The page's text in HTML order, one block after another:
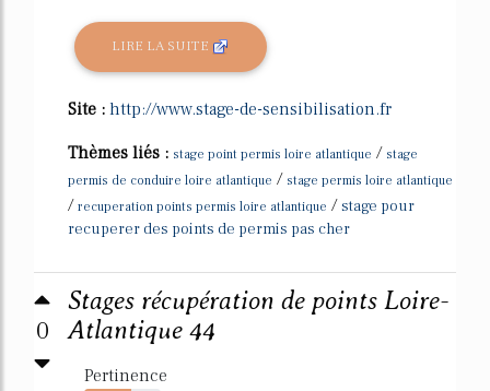
LIRE LA SUITE
Site : http://www.stage-de-sensibilisation.fr
Thèmes liés : stage point permis loire atlantique / stage
permis de conduire loire atlantique / stage permis loire atlantique
/ recuperation points permis loire atlantique /stage pour
recuperer des points de permis pas cher
0
Stages récupération de points Loire-
Atlantique 44
Pertinence